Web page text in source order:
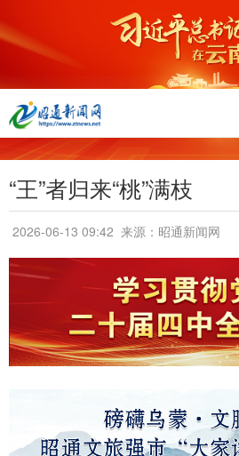
“王”者归来“桃”满枝
2026-06-13 09:42 来源：昭通新闻网